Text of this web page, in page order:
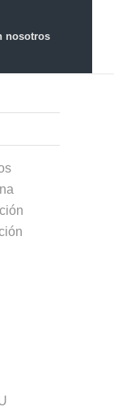
nosotros